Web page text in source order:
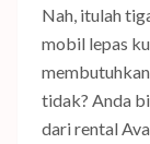
Nah, itulah
mobil lepas
tidak? Anda
dari rental